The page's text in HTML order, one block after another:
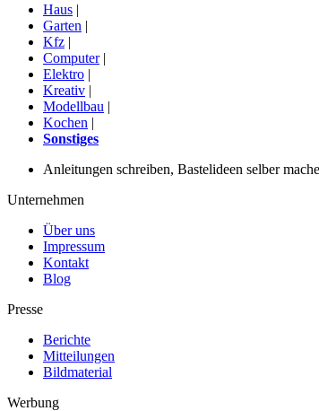
Haus |
Garten |
Kfz |
Computer|
Elektro |
Kreativ |
Modellbau |
Kochen |
Sonstiges
Anleitungen schreiben, Bastelideen selber
Unternehmen
Über uns
Impressum
Kontakt
Blog
Presse
Berichte
Mitteilungen
Bildmaterial
Werbung